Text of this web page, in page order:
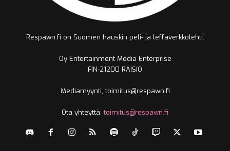
Respawn.fi on Suomen hauskin peli- ja leffaverkkolehti.
Oy Entertainment Media Enterprise
FIN-21200 RAISIO
Mediamyynti, toimitus@respawn.fi
Ota yhteyttä:toimitus@respawn.fi